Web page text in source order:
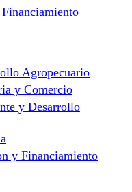
Agropecuario
y Comercio
y Desarrollo
y Financiamiento